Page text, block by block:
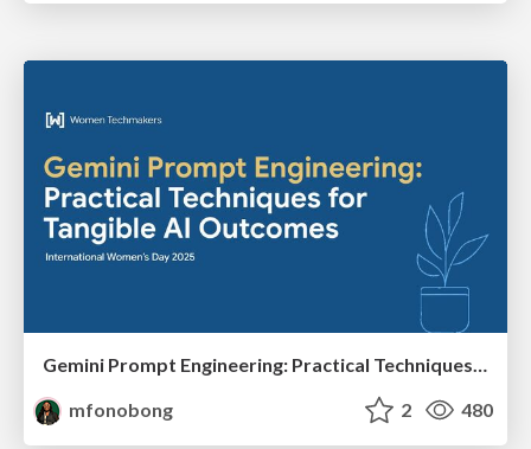
mfonobong
2 480